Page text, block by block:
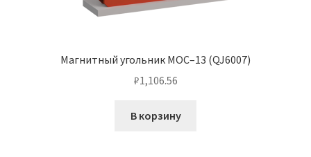
Магнитный угольник МОС–13 (QJ6007)
₽1,106.56
В корзину